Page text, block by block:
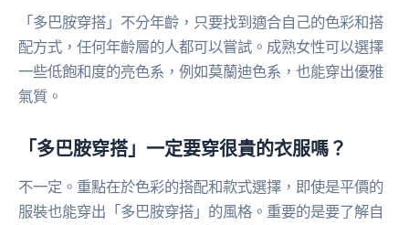
「多巴胺穿搭」不分年齡，只要找到適合自己的色彩和搭
配方式，任何年齡層的人都可以嘗試。成熟女性可以選擇
一些低飽和度的亮色系，例如莫蘭迪色系，也能穿出優雅
氣質。
「多巴胺穿搭」一定要穿很貴的衣服嗎？
不一定。重點在於色彩的搭配和款式選擇，即使是平價的
服裝也能穿出「多巴胺穿搭」的風格。重要的是要了解自